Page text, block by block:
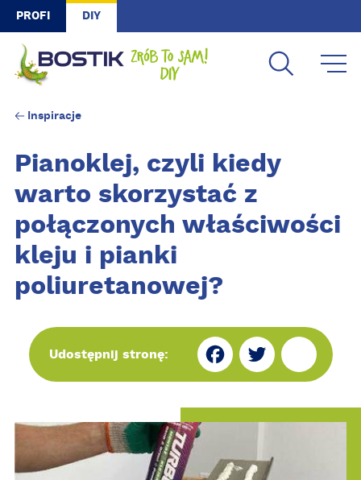
Skip to main content
PROFI DIY
Inspiracje
Pianoklej, czyli kiedy
warto skorzystać z
połączonych właściwości
kleju i pianki
poliuretanowej?
Udostępnij stronę:
Fa
bo
ok
Tw
er
Sh
e